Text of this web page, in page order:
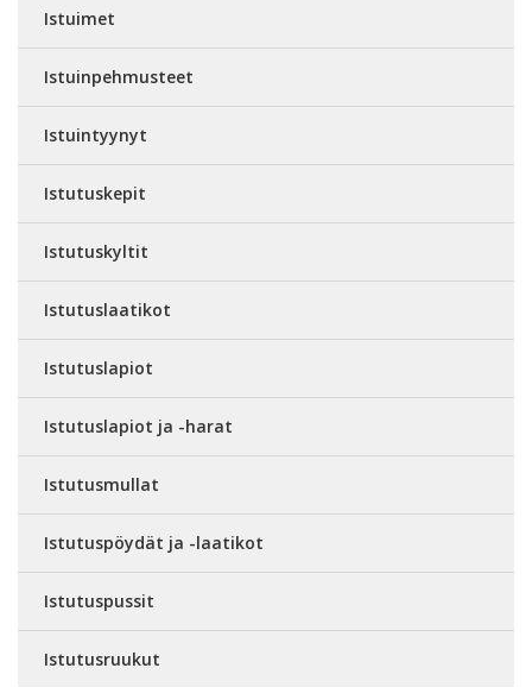
Istuimet
Istuinpehmusteet
Istuintyynyt
Istutuskepit
Istutuskyltit
Istutuslaatikot
Istutuslapiot
Istutuslapiot ja -harat
Istutusmullat
Istutuspöydät ja -laatikot
Istutuspussit
Istutusruukut